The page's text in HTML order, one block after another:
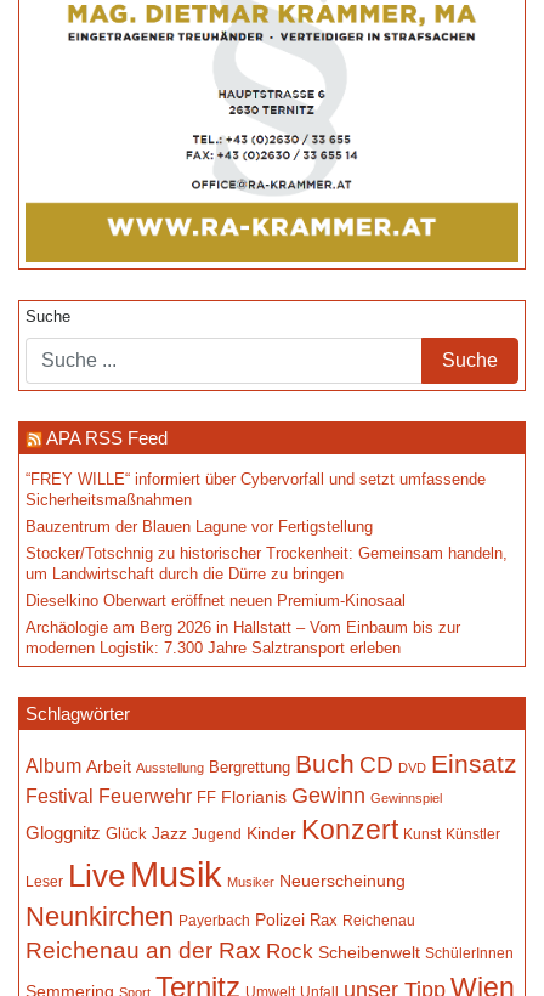
Suche
APA RSS Feed
“FREY WILLE“ informiert über Cybervorfall und setzt umfassende
Sicherheitsmaßnahmen
Bauzentrum der Blauen Lagune vor Fertigstellung
Stocker/Totschnig zu historischer Trockenheit: Gemeinsam handeln,
um Landwirtschaft durch die Dürre zu bringen
Dieselkino Oberwart eröffnet neuen Premium-Kinosaal
Archäologie am Berg 2026 in Hallstatt – Vom Einbaum bis zur
modernen Logistik: 7.300 Jahre Salztransport erleben
Schlagwörter
Album Arbeit Ausstellung Bergrettung Buch CD DVD Einsatz
Festival Feuerwehr FF Florianis Gewinn Gewinnspiel
Gloggnitz Glück Jazz Jugend Kinder Konzert Kunst Künstler
Leser Live Musik Musiker Neuerscheinung
Neunkirchen Payerbach Polizei Rax Reichenau
Reichenau an der Rax Rock Scheibenwelt SchülerInnen
Semmering Sport Ternitz Umwelt Unfall unser TippWien